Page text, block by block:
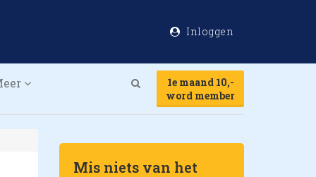
Inloggen
1e maand 10,-
word member
Mis niets van het